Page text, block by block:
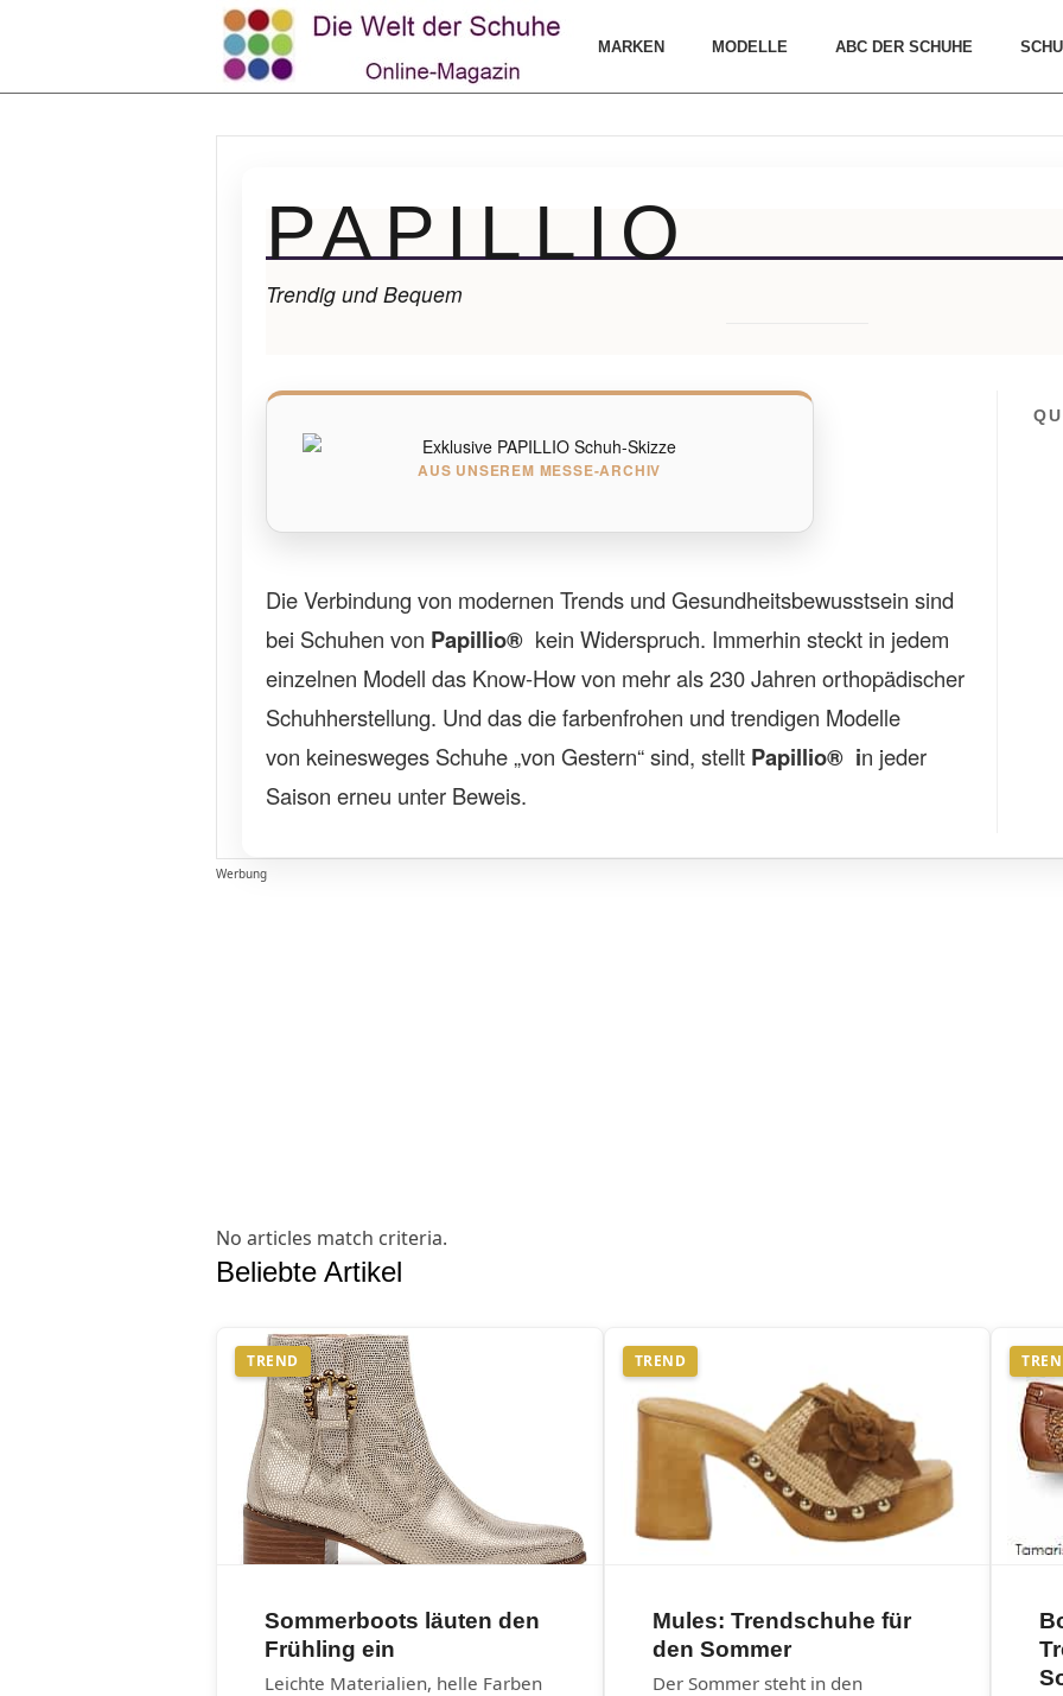
MARKEN MODELLE ABC DER SCHUHE
PAPILLIO
Trendig und Bequem
AUS UNSEREM MESSE-ARCHIV
Die Verbindung von modernen Trends und Gesundheitsbewusstsein sind
bei Schuhen von Papillio® kein Widerspruch. Immerhin steckt in jedem
einzelnen Modell das Know-How von mehr als 230 Jahren orthopädischer
Schuhherstellung. Und das die farbenfrohen und trendigen Modelle
von keinesweges Schuhe „von Gestern“ sind, stellt Papillio® in jeder
Saison erneu unter Beweis.
Werbung
No articles match criteria.
Beliebte Artikel
TREND
Sommerboots läuten den
Frühling ein
Leichte Materialien, helle Farben
TREND
Mules: Trendschuhe für
den Sommer
Der Sommer steht in den